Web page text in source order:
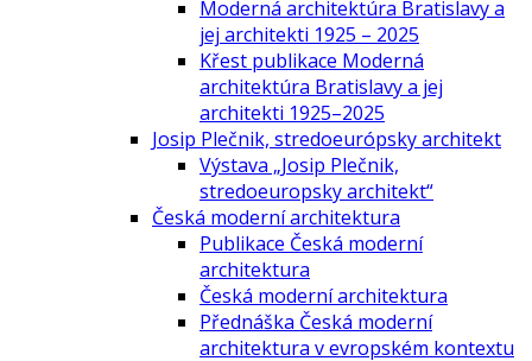
Moderná architektúra Bratislavy a
jej architekti 1925 – 2025
Křest publikace Moderná
architektúra Bratislavy a jej
architekti 1925–2025
Josip Plečnik, stredoeurópsky architekt
Výstava „Josip Plečnik,
stredoeuropsky architekt“
Česká moderní architektura
Publikace Česká moderní
architektura
Česká moderní architektura
Přednáška Česká moderní
architektura v evropském kontextu